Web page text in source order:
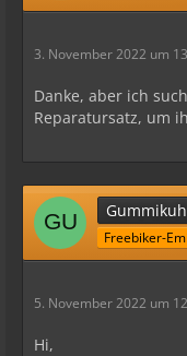
3. November 2022 um
Danke, aber ich
Reparatursatz, um
Freebiker-
5. November 2022 um
Hi,